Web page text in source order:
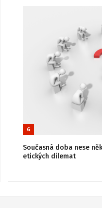
6
Současná doba nese
etických dilemat